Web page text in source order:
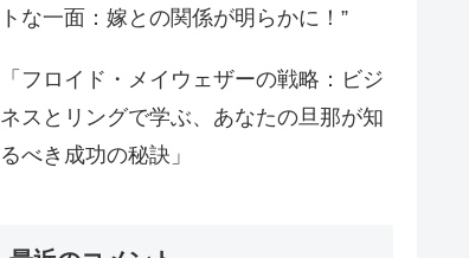
トな一面：嫁との関係が明らかに！”
「フロイド・メイウェザーの戦略：ビジ
ネスとリングで学ぶ、あなたの旦那が知
るべき成功の秘訣」